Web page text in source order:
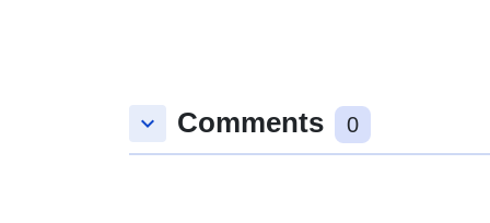
keyboard_arrow_down Comments 0